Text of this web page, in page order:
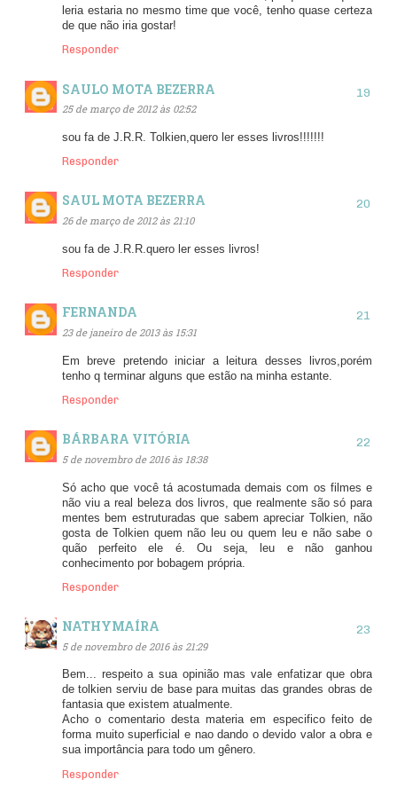
leria estaria no mesmo time que você, tenho quase certeza
de que não iria gostar!
Responder
SAULO MOTA BEZERRA
25 de março de 2012 às 02:52
sou fa de J.R.R. Tolkien,quero ler esses livros!!!!!!!
Responder
SAUL MOTA BEZERRA
26 de março de 2012 às 21:10
sou fa de J.R.R.quero ler esses livros!
Responder
FERNANDA
23 de janeiro de 2013 às 15:31
Em breve pretendo iniciar a leitura desses livros,porém
tenho q terminar alguns que estão na minha estante.
Responder
BÁRBARA VITÓRIA
5 de novembro de 2016 às 18:38
Só acho que você tá acostumada demais com os filmes e
não viu a real beleza dos livros, que realmente são só para
mentes bem estruturadas que sabem apreciar Tolkien, não
gosta de Tolkien quem não leu ou quem leu e não sabe o
quão perfeito ele é. Ou seja, leu e não ganhou
conhecimento por bobagem própria.
Responder
NATHYMAÍRA
5 de novembro de 2016 às 21:29
Bem... respeito a sua opinião mas vale enfatizar que obra
de tolkien serviu de base para muitas das grandes obras de
fantasia que existem atualmente.
Acho o comentario desta materia em especifico feito de
forma muito superficial e nao dando o devido valor a obra e
sua importância para todo um gênero.
Responder